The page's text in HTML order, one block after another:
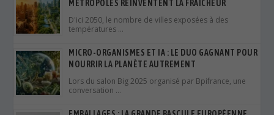
conversation …
EMBALLAGES : LA GRANDE BASCULE EUROPÉENNE
À partir du 12 août 2026, le nouveau règlement
européen …
PASSEPORT NUMÉRIQUE DES PRODUITS : CE QUE ÇA